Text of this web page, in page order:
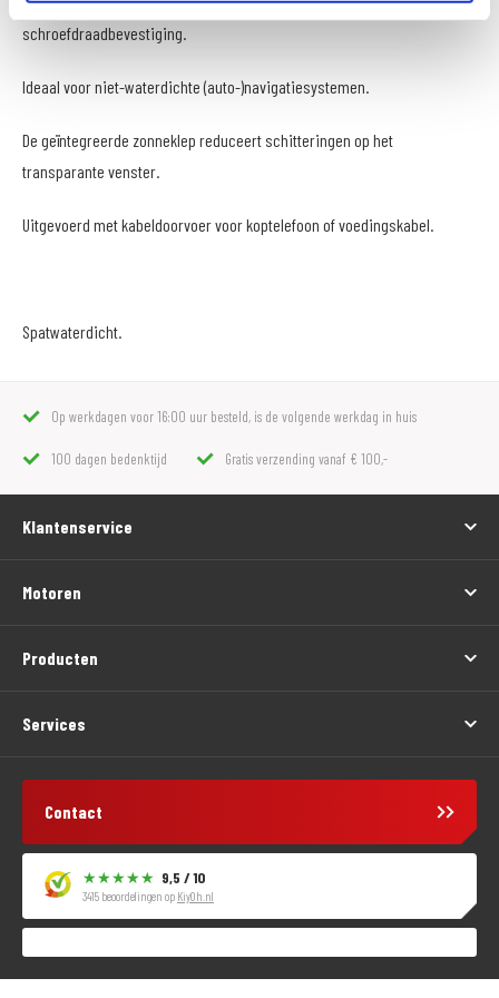
schroefdraadbevestiging.
Ideaal voor niet-waterdichte (auto-)navigatiesystemen.
De geïntegreerde zonneklep reduceert schitteringen op het
transparante venster.
Uitgevoerd met kabeldoorvoer voor koptelefoon of voedingskabel.
Spatwaterdicht.
Op werkdagen voor 16:00 uur besteld, is de volgende werkdag in huis
100 dagen bedenktijd Gratis verzending vanaf € 100,-
Klantenservice
Motoren
Producten
Services
Contact
9,5 / 10
3415 beoordelingen op KiyOh.nl